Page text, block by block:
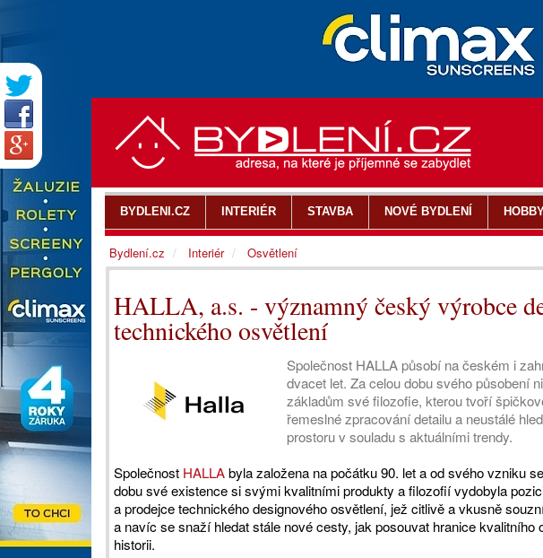
HALLA, a.s. - významný český výrobce
technického osvětlení
Společnost HALLA působí na českém i
dvacet let. Za celou dobu svého působení
základům své filozofie, kterou tvoří
řemeslné zpracování detailu a neustálé
prostoru v souladu s aktuálními trendy.
Společnost HALLAbyla založena na počátku 90. let a od svého vzniku
dobu své existence si svými kvalitními produkty a filozofií vydobyla
a prodejce technického designového osvětlení, jež citlivě a vkusně
a navíc se snaží hledat stále nové cesty, jak posouvat hranice
historii.
BYDLENI.CZ INTERIÉR STAVBA NOVÉ BYDLENÍ
Bydlení.cz Interiér Osvětlení